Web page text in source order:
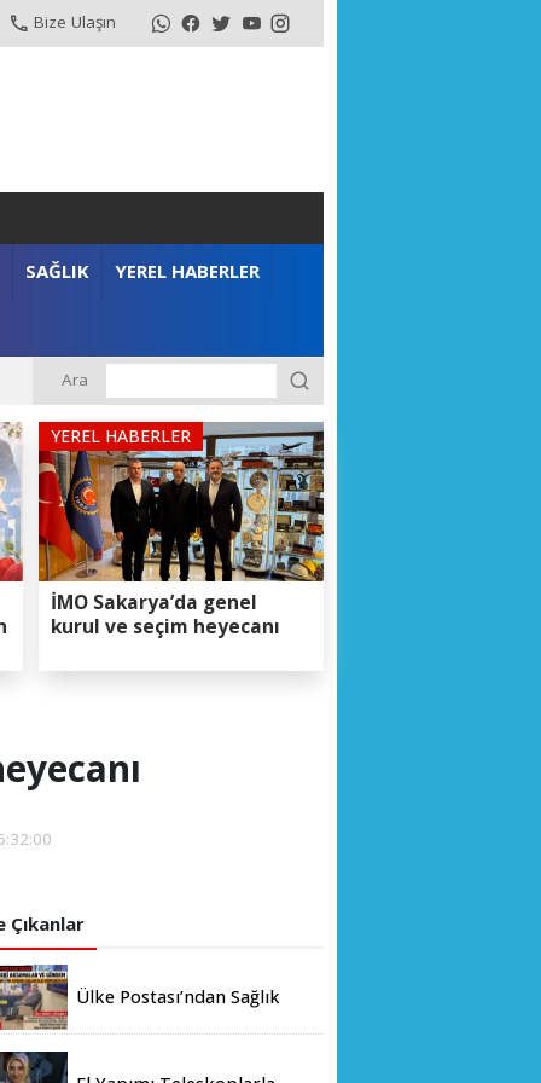
Bize Ulaşın
SAĞLIK YEREL HABERLER
Ara
YEREL HABERLER
İMO Sakarya’da genel
kurul ve seçim heyecanı
Çıkanlar
Ülke Postası’ndan Sağlık
Ziyaret